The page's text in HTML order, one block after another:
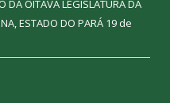
DA OITAVA LEGISLATURA DA
ESTADO DO PARÁ 19 de